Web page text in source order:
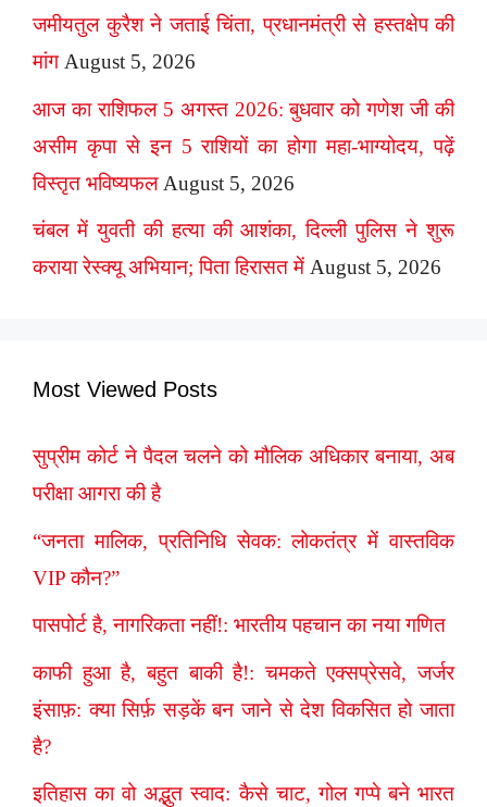
जमीयतुल कुरैश ने जताई चिंता, प्रधानमंत्री से हस्तक्षेप की
मांग August 5, 2026
आज का राशिफल 5 अगस्त 2026: बुधवार को गणेश जी की
असीम कृपा से इन 5 राशियों का होगा महा-भाग्योदय, पढ़ें
विस्तृत भविष्यफल August 5, 2026
चंबल में युवती की हत्या की आशंका, दिल्ली पुलिस ने शुरू
कराया रेस्क्यू अभियान; पिता हिरासत में August 5, 2026
Most Viewed Posts
सुप्रीम कोर्ट ने पैदल चलने को मौलिक अधिकार बनाया, अब
परीक्षा आगरा की है
“जनता मालिक, प्रतिनिधि सेवक: लोकतंत्र में वास्तविक
VIP कौन?”
पासपोर्ट है, नागरिकता नहीं!: भारतीय पहचान का नया गणित
काफी हुआ है, बहुत बाकी है!: चमकते एक्सप्रेसवे, जर्जर
इंसाफ़: क्या सिर्फ़ सड़कें बन जाने से देश विकसित हो जाता
है?
इतिहास का वो अद्भुत स्वाद: कैसे चाट, गोल गप्पे बने भारत